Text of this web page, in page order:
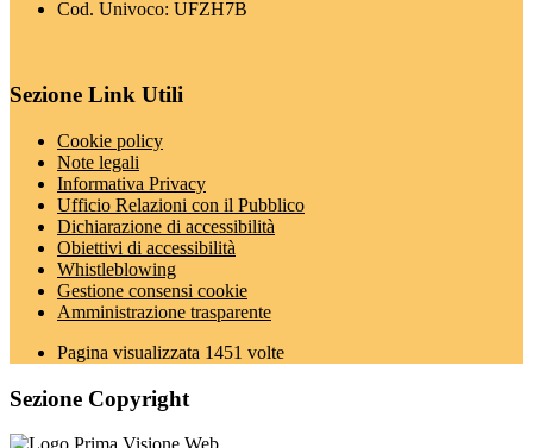
Cod. Univoco: UFZH7B
Sezione Link Utili
Cookie policy
Note legali
Informativa Privacy
Ufficio Relazioni con il Pubblico
Dichiarazione di accessibilità
Obiettivi di accessibilità
Whistleblowing
Gestione consensi cookie
Amministrazione trasparente
Pagina visualizzata 1451 volte
Sezione Copyright